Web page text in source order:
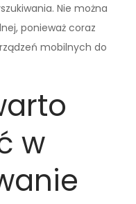
Nie można
ponieważ coraz
mobilnych do
w